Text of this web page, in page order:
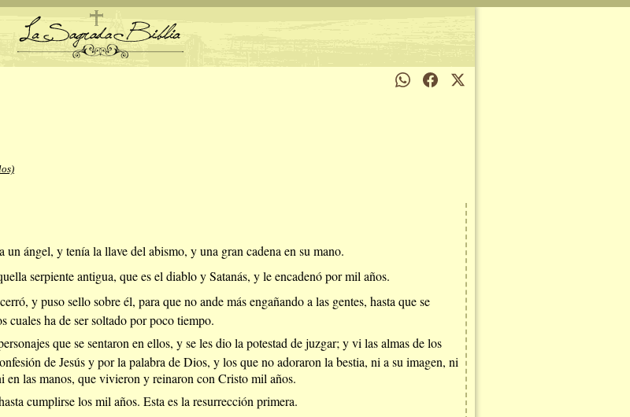
ángel, y tenía la llave del abismo, y una gran cadena en su mano.
serpiente antigua, que es el diablo y Satanás, y le encadenó por mil años.
y puso sello sobre él, para que no ande más engañando a las gentes, hasta que se
cuales ha de ser soltado por poco tiempo.
que se sentaron en ellos, y se les dio la potestad de juzgar; y vi las almas de los
de Jesús y por la palabra de Dios, y los que no adoraron la bestia, ni a su imagen, ni
en las manos, que vivieron y reinaron con Cristo mil años.
cumplirse los mil años. Esta es la resurrección primera.